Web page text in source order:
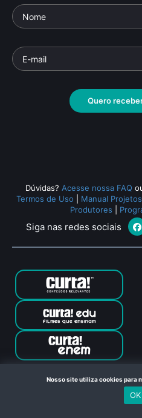
Quero
Dúvidas? Acesse nossa FAQ
Termos de Uso
Manual
Produtores
Siga nas redes sociais
Canal Curta © 2024. Todos os
no Rio de
Nosso site utiliza cookies para
OK